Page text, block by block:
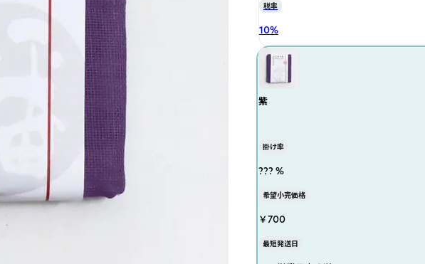
税率
10%
紫
掛け率
??? %
希望小売価格
￥700
最短発送日